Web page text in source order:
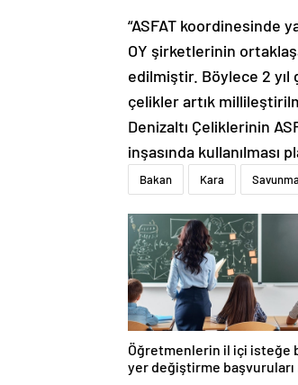
“ASFAT koordinesinde
OY şirketlerinin
edilmiştir. Böylece 2
çelikler artık
Denizaltı Çeliklerinin
inşasında kullanılması
Bakan Kara Savunma
Öğretmenlerin il içi isteğe
yer değiştirme başvuruları